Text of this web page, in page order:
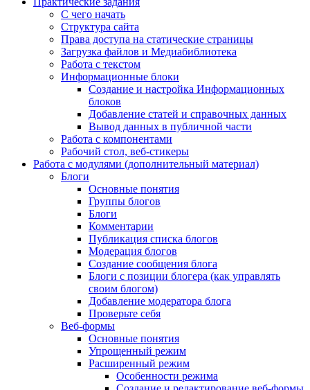
С чего начать
Структура сайта
Права доступа на статические страницы
Загрузка файлов и Медиабиблиотека
Работа с текстом
Информационные блоки
Создание и настройка Информационных
блоков
Добавление статей и справочных данных
Вывод данных в публичной части
Работа с компонентами
Рабочий стол, веб-стикеры
Работа с модулями (дополнительный материал)
Блоги
Основные понятия
Группы блогов
Блоги
Комментарии
Публикация списка блогов
Модерация блогов
Создание сообщения блога
Блоги с позиции блогера (как управлять
своим блогом)
Добавление модератора блога
Проверьте себя
Веб-формы
Основные понятия
Упрощенный режим
Расширенный режим
Особенности режима